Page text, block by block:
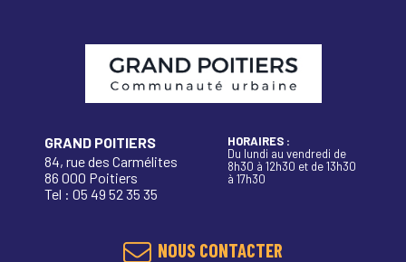
GRAND POITIERS
84, rue des Carmélites
86 000 Poitiers
Tel : 05 49 52 35 35
HORAIRES :
Du lundi au vendredi de
8h30 à 12h30 et de 13h30
à 17h30
NOUS CONTACTER